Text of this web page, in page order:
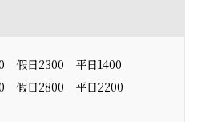
假日2300 平日1400
假日2800 平日2200